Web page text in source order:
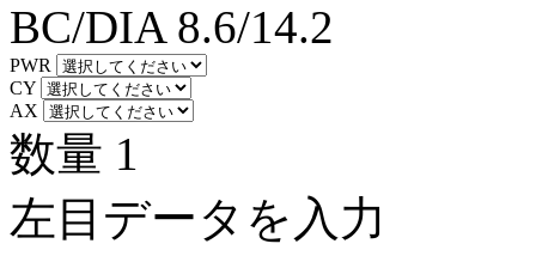
BC/DIA 8.6/14.2
PWR
CY
AX
数量 1
左目データを入力